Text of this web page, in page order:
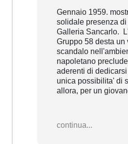
Gennaio 1959.
solidale presenza
Galleria Sancarlo.
Gruppo 58 desta un
scandalo
napoletano
aderenti di
unica possibilita' di
allora, per un
continua...